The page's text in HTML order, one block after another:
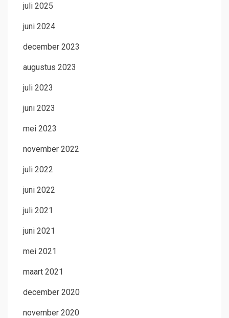
juli 2025
juni 2024
december 2023
augustus 2023
juli 2023
juni 2023
mei 2023
november 2022
juli 2022
juni 2022
juli 2021
juni 2021
mei 2021
maart 2021
december 2020
november 2020